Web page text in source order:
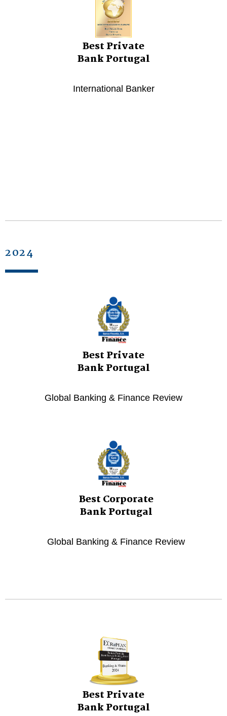
Best Private
Bank Portugal
International Banker
2024
Best Private
Bank Portugal
Global Banking & Finance Review
Best Corporate
Bank Portugal
Global Banking & Finance Review
Best Private
Bank Portugal